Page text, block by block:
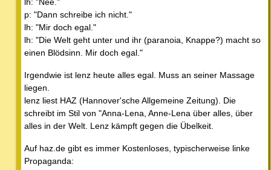
p: "Dann schreibe ich nicht."
lh: "Mir doch egal."
lh: "Die Welt geht unter und ihr (paranoia, Knappe?) macht so
einen Blödsinn. Mir doch egal."
Irgendwie ist lenz heute alles egal. Muss an seiner Massage
liegen.
lenz liest HAZ (Hannover'sche Allgemeine Zeitung). Die
schreibt im Stil von "Anna-Lena, Anne-Lena über alles, über
alles in der Welt. Lenz kämpft gegen die Übelkeit.
Auf haz.de gibt es immer Kostenloses, typischerweise linke
Propaganda: